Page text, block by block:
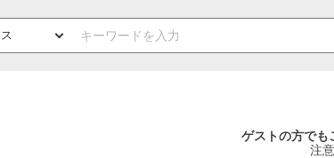
ゲストの方でも
注